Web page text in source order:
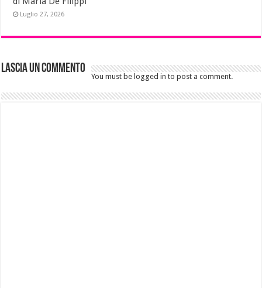
Luglio 27, 2026
Lascia un commento
You must be logged in to post a comment.